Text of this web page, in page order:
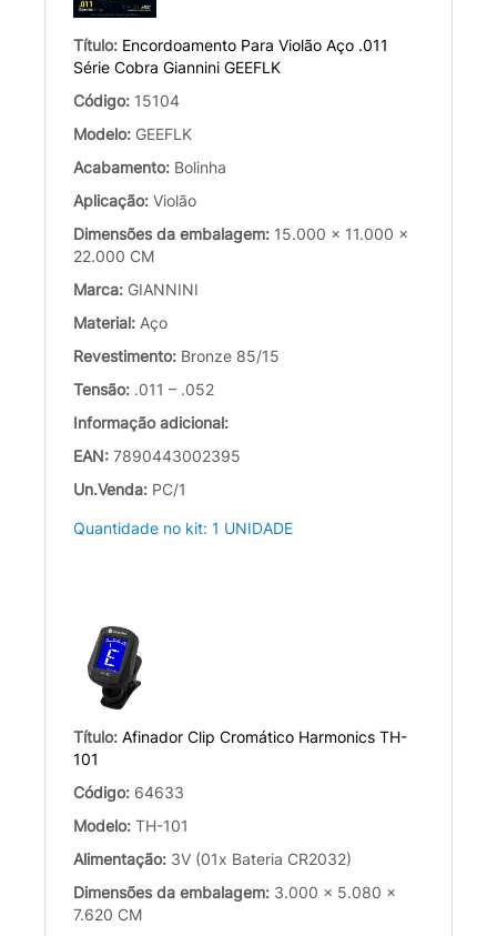
Título: Encordoamento Para Violão Aço .011
Série Cobra Giannini GEEFLK
Código: 15104
Modelo: GEEFLK
Acabamento: Bolinha
Aplicação: Violão
Dimensões da embalagem: 15.000 x 11.000 x
22.000 CM
Marca: GIANNINI
Material: Aço
Revestimento: Bronze 85/15
Tensão: .011 – .052
Informação adicional:
EAN: 7890443002395
Un.Venda: PC/1
Quantidade no kit: 1 UNIDADE
Título: Afinador Clip Cromático Harmonics TH-
101
Código: 64633
Modelo: TH-101
Alimentação: 3V (01x Bateria CR2032)
Dimensões da embalagem: 3.000 x 5.080 x
7.620 CM